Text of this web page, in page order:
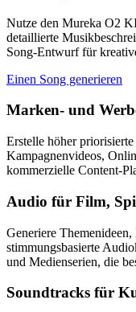
Nutze den Mureka O2
detaillierte
Song-Entwurf für
Einen Song generieren
Marken- und
Erstelle höher
Kampagnenvideos,
kommerzielle Content-
Audio für Film,
Generiere
stimmungsbasierte
und Medienserien, die
Soundtracks für